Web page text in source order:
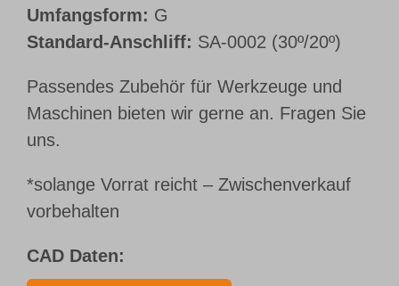
Umfangsform: G
Standard-Anschliff: SA-0002 (30º/20º)
Passendes Zubehör für Werkzeuge und
Maschinen bieten wir gerne an. Fragen Sie
uns.
*solange Vorrat reicht – Zwischenverkauf
vorbehalten
CAD Daten: